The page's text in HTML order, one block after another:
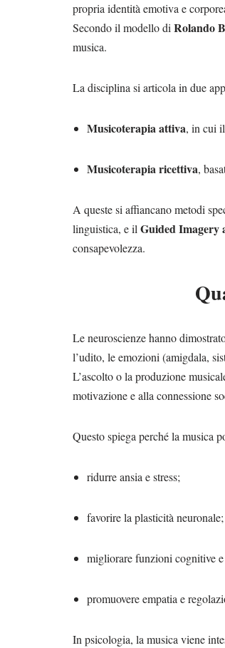
propria identità emotiva e
Secondo il modello di Rolando
musica.
La disciplina si articola in due
Musicoterapia attiva, in cui
Musicoterapia ricettiva,
A queste si affiancano metodi
linguistica, e il Guided Imagery
consapevolezza.
Le neuroscienze hanno
l’udito, le emozioni (amigdala,
L’ascolto o la produzione
motivazione e alla connessione
Questo spiega perché la musica
ridurre ansia e stress;
favorire la plasticità neuronale;
migliorare funzioni cognitive
promuovere empatia e
In psicologia, la musica viene